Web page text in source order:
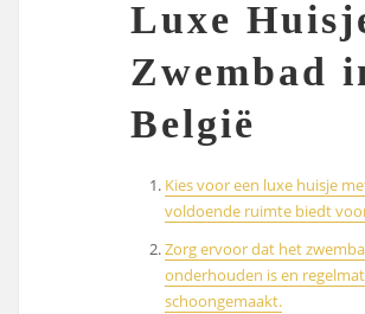
Luxe
Zwembad
België
Kies voor een luxe huisje
voldoende ruimte biedt
Zorg ervoor dat het
onderhouden is en
schoongemaakt.